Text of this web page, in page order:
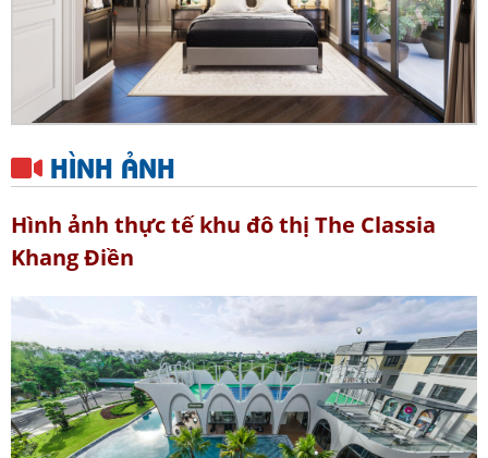
HÌNH ẢNH
Hình ảnh thực tế khu đô thị The Classia
Khang Điền